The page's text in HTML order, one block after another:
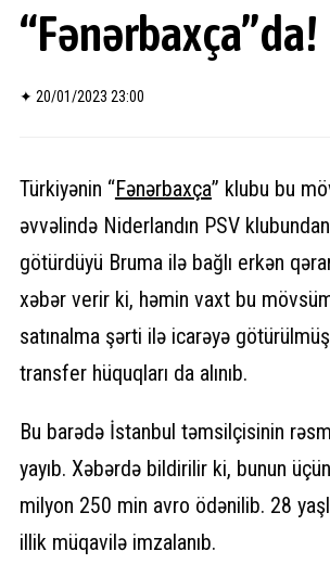
“Fənərbaxça”da!
✦ 20/01/2023 23:00
Türkiyənin “Fənərbaxça” klubu bu
əvvəlində Niderlandın PSV
götürdüyü Bruma ilə bağlı erkən
xəbər verir ki, həmin vaxt bu
satınalma şərti ilə icarəyə
transfer hüquqları da alınıb.
Bu barədə İstanbul təmsilçisinin
yayıb. Xəbərdə bildirilir ki, bunun
milyon 250 min avro ödənilib. 28
illik müqavilə imzalanıb.